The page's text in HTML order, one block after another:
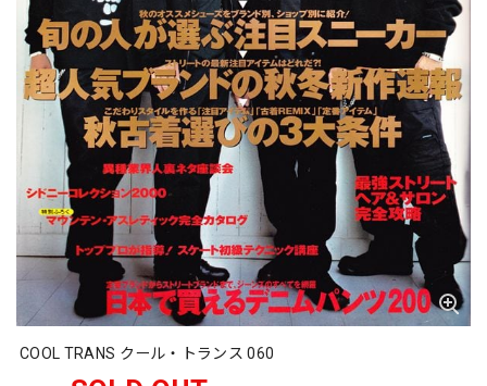
COOL TRANS クール・トランス 060